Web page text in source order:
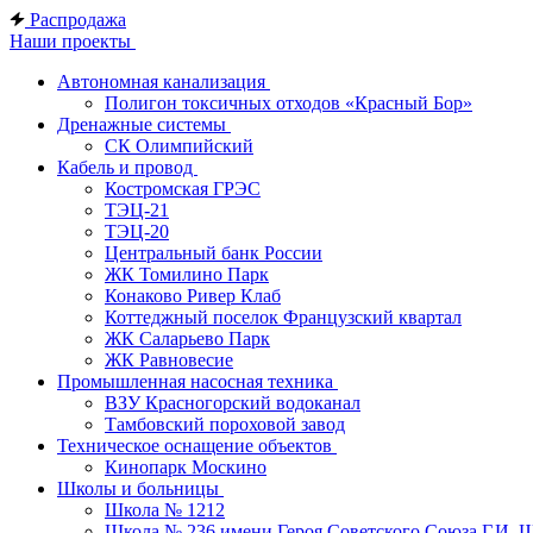
Распродажа
Наши проекты
Автономная канализация
Полигон токсичных отходов «Красный Бор»
Дренажные системы
СК Олимпийский
Кабель и провод
Костромская ГРЭС
ТЭЦ-21
ТЭЦ-20
Центральный банк России
ЖК Томилино Парк
Конаково Ривер Клаб
Коттеджный поселок Французский квартал
ЖК Саларьево Парк
ЖК Равновесие
Промышленная насосная техника
ВЗУ Красногорский водоканал
Тамбовский пороховой завод
Техническое оснащение объектов
Кинопарк Москино
Школы и больницы
Школа № 1212